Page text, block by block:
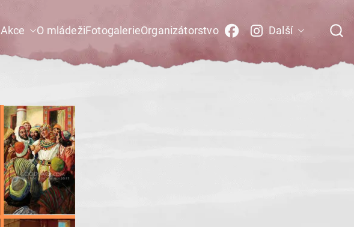
Akce O mládežiFotogalerieOrganizátorstvo Další